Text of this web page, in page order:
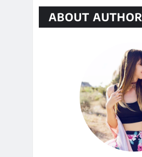
ABOUT AUTHOR